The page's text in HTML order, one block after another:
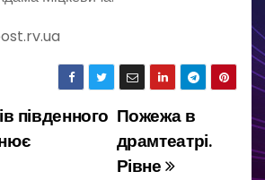
Пожежа в
драмтеатрі.
Рівне
південного